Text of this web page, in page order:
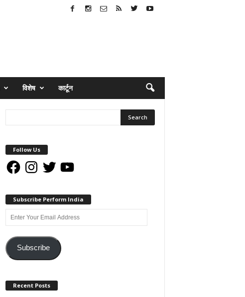
विशेष कार्टून
Follow Us
FacebookInstagram
Twitter YouTube
Subscribe Perform India
Enter
Your
AddressSubscribe
Recent Posts